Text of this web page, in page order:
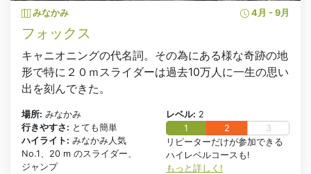
みなかみ 4月 - 9月
フォックス
キャニオニングの代名詞。その為にある様な奇跡の地
形で特に２０ｍスライダーは過去10万人に一生の思い
出を刻んできた。
場所: みなかみ
行きやすさ: とても簡単
ハイライト: みなかみ人気
No.1、20 m のスライダー、
ジャンプ
レベル: 2
1
2
3
リピーターだけが参加できる
ハイレベルコースも!
もっと詳しく!